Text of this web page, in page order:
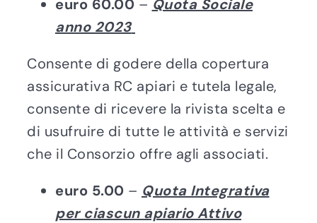
euro 60.00 – Quota Sociale
anno 2023
Consente di godere della copertura
assicurativa RC apiari e tutela legale,
consente di ricevere la rivista scelta e
di usufruire di tutte le attività e servizi
che il Consorzio offre agli associati.
euro 5.00 – Quota Integrativa
per ciascun apiario Attivo